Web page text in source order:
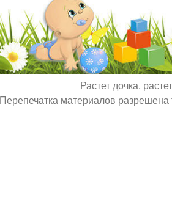
Растет дочка,
Перепечатка материалов разрешена